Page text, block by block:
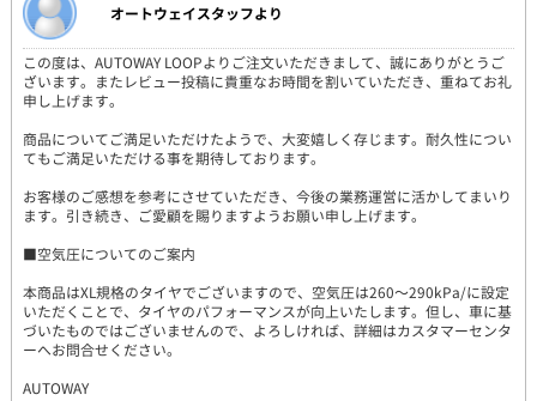
オートウェイスタッフより
この度は、AUTOWAY LOOPよりご注文いただきまして、誠にありがとうご
ざいます。またレビュー投稿に貴重なお時間を割いていただき、重ねてお礼
申し上げます。
商品についてご満足いただけたようで、大変嬉しく存じます。耐久性につい
てもご満足いただける事を期待しております。
お客様のご感想を参考にさせていただき、今後の業務運営に活かしてまいり
ます。引き続き、ご愛顧を賜りますようお願い申し上げます。
■空気圧についてのご案内
本商品はXL規格のタイヤでございますので、空気圧は260～290kPa/に設定
いただくことで、タイヤのパフォーマンスが向上いたします。但し、車に基
づいたものではございませんので、よろしければ、詳細はカスタマーセンタ
ーへお問合せください。
AUTOWAY